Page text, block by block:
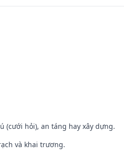
(cưới hỏi), an táng hay xây dựng.
và khai trương.